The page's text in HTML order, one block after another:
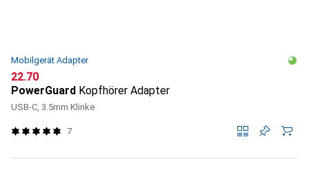
Mobilgerät Adapter
CHF
22.70
PowerGuard Kopfhörer Adapter
USB-C, 3.5mm Klinke
7